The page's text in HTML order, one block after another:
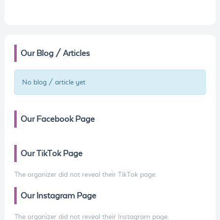
Our Blog / Articles
No blog / article yet
Our Facebook Page
Our TikTok Page
The organizer did not reveal their TikTok page.
Our Instagram Page
The organizer did not reveal their Instagram page.